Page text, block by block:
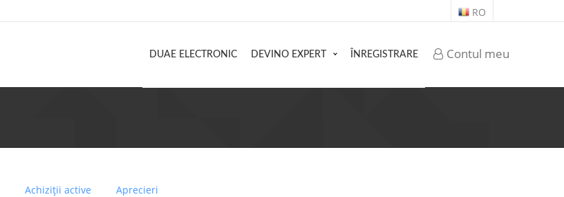
RO
Contul meu
DUAE ELECTRONIC DEVINO EXPERT ÎNREGISTRARE
Achiziții active Aprecieri